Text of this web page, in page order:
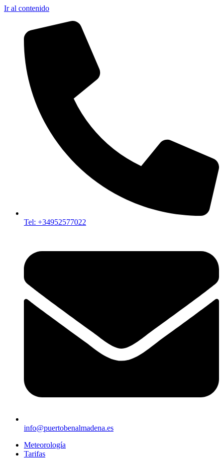
Ir al contenido
Tel: +34952577022
info@puertobenalmadena.es
Meteorología
Tarifas